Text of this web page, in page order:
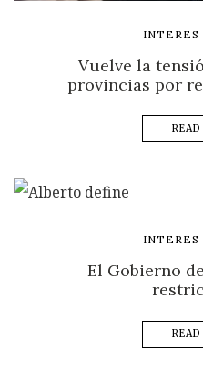
INTERES
Vuelve la
provincias por
INTERES
El Gobierno